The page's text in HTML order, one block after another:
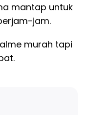
mantap untuk
jam.
murah tapi